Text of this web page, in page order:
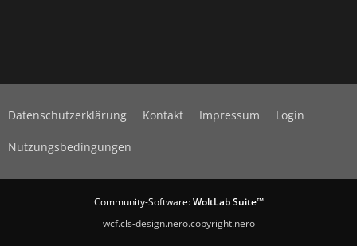
Datenschutzerklärung Kontakt Impressum Login
Nutzungsbedingungen
Community-Software:WoltLab Suite™
wcf.cls-design.nero.copyright.nero